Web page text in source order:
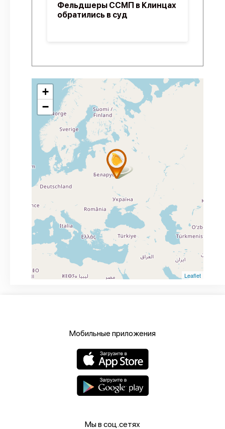
Фельдшеры ССМП в Клинцах
обратились в суд
+
−
Leaflet
Мобильные приложения
Мы в соц.сетях